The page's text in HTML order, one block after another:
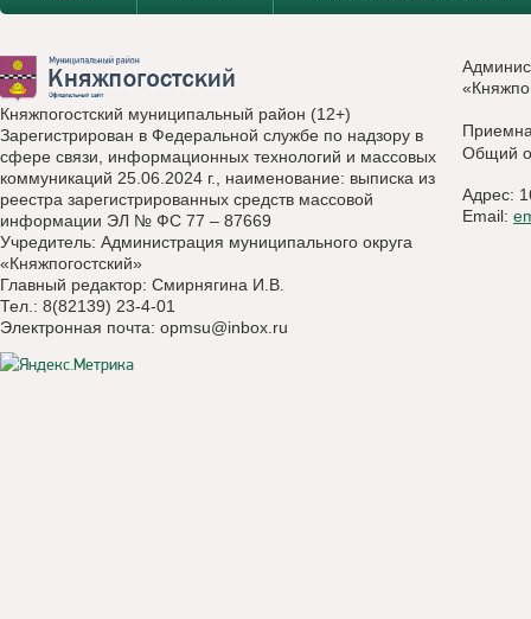
Княжпогостский муниципальный район (12+)
Зарегистрирован в Федеральной службе по надзору в
сфере связи, информационных технологий и массовых
коммуникаций 25.06.2024 г., наименование: выписка из
реестра зарегистрированных средств массовой
информации ЭЛ № ФС 77 – 87669
Учредитель: Администрация муниципального округа
«Княжпогостский»
Главный редактор: Смирнягина И.В.
Тел.: 8(82139) 23-4-01
Электронная почта: opmsu@inbox.ru
Общий
Адрес:
Email: